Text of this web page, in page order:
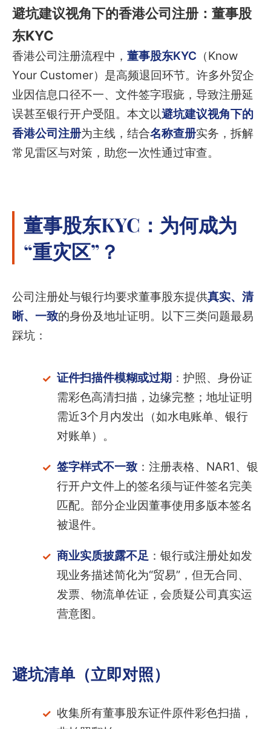
避坑建议视角下的香港公司注册：董事股
东KYC
香港公司注册流程中， 董事股东KYC （Know
Your Customer）是高频退回环节。许多外贸企
业因信息口径不一、文件签字瑕疵，导致注册延
误甚至银行开户受阻。本文以避坑建议视角下的
香港公司注册为主线，结合名称查册实务，拆解
常见雷区与对策，助您一次性通过审查。
董事股东KYC：为何成为
“重灾区”？
公司注册处与银行均要求董事股东提供真实、清
晰、一致的身份及地址证明。以下三类问题最易
踩坑：
证件扫描件模糊或过期 ：护照、身份证
需彩色高清扫描，边缘完整；地址证明
需近3个月内发出（如水电账单、银行
对账单）。
签字样式不一致：注册表格、NAR1、银
行开户文件上的签名须与证件签名完美
匹配。部分企业因董事使用多版本签名
被退件。
商业实质披露不足：银行或注册处如发
现业务描述简化为“贸易”，但无合同、
发票、物流单佐证，会质疑公司真实运
营意图。
避坑清单（立即对照）
收集所有董事股东证件原件彩色扫描，